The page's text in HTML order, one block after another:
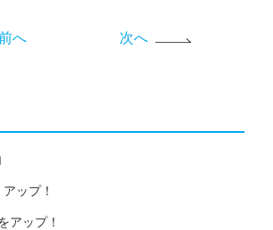
へ 次へ
ップ！
アップ！